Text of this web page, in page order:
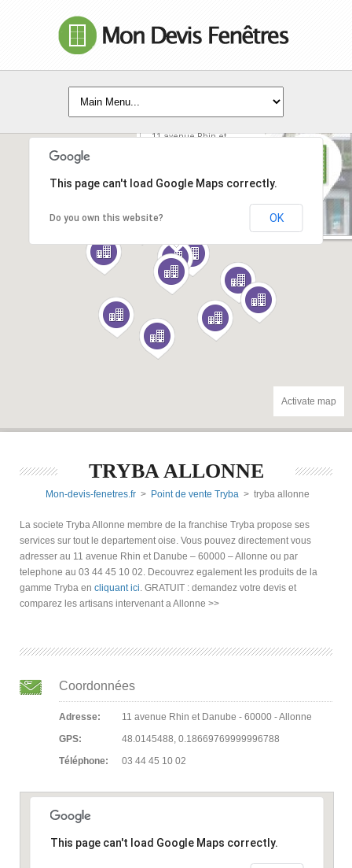
11 avenue Rhin et
EN SAVOIR +
Activate map
This page can't load Google Maps correctly.
Do you own this website? OK
TRYBA ALLONNE
Mon-devis-fenetres.fr> Point de vente Tryba > tryba allonne
La societe Tryba Allonne membre de la franchise Tryba propose ses
services sur tout le departement oise. Vous pouvez directement vous
adresser au 11 avenue Rhin et Danube – 60000 – Allonne ou par
telephone au 03 44 45 10 02. Decouvrez egalement les produits de la
gamme Tryba en cliquant ici. GRATUIT : demandez votre devis et
comparez les artisans intervenant a Allonne >>
Coordonnées
Adresse:
11 avenue Rhin et Danube - 60000 - Allonne
GPS:
48.0145488, 0.18669769999996788
Téléphone:
03 44 45 10 02
This page can't load Google Maps correctly.